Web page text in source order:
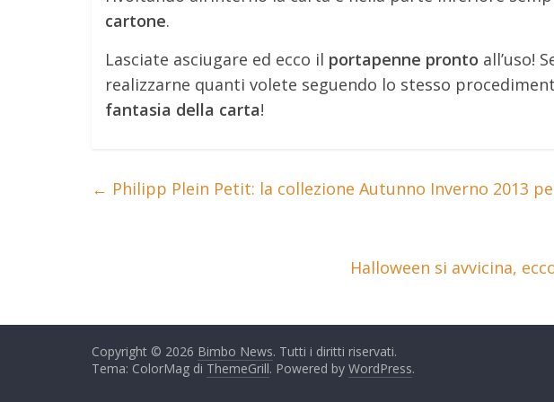
cartone.
Lasciate asciugare ed ecco il portapenne pronto all’uso!
realizzarne quanti volete seguendo lo stesso
fantasia della carta!
← Philipp Plein Petit: la collezione Autunno Inverno 2013
Halloween si avvicina,
Copyright © 2026 Bimbo News. Tutti i diritti riservati.
Tema: ColorMag di ThemeGrill. Powered by WordPress.